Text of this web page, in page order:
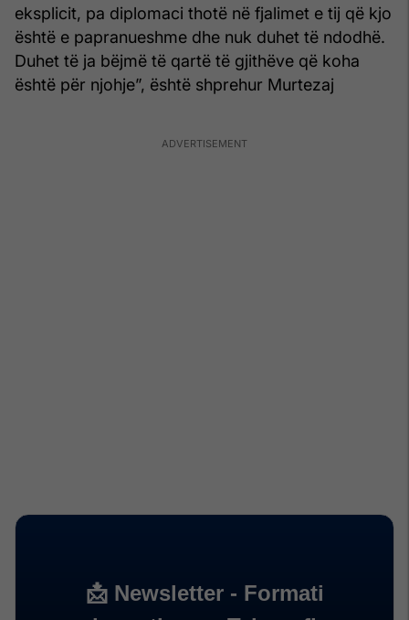
eksplicit, pa diplomaci thotë në fjalimet e tij që kjo
është e papranueshme dhe nuk duhet të ndodhë.
Duhet të ja bëjmë të qartë të gjithëve që koha
është për njohje”, është shprehur Murtezaj